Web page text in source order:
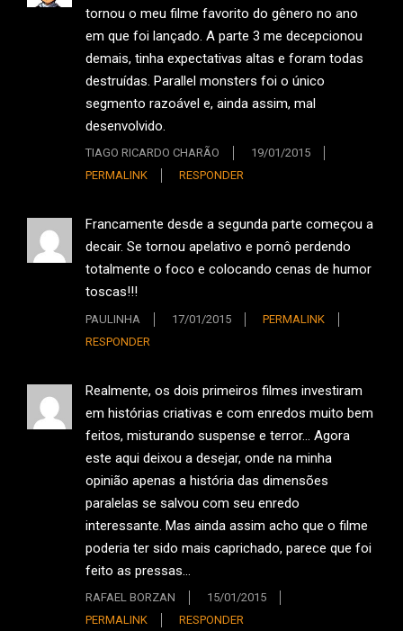
tornou o meu filme favorito do gênero no ano
em que foi lançado. A parte 3 me decepcionou
demais, tinha expectativas altas e foram todas
destruídas. Parallel monsters foi o único
segmento razoável e, ainda assim, mal
desenvolvido.
TIAGO RICARDO CHARÃO
19/01/2015
PERMALINK
RESPONDER
Francamente desde a segunda parte começou a
decair. Se tornou apelativo e pornô perdendo
totalmente o foco e colocando cenas de humor
toscas!!!
PAULINHA 17/01/2015
PERMALINK
RESPONDER
Realmente, os dois primeiros filmes investiram
em histórias criativas e com enredos muito bem
feitos, misturando suspense e terror… Agora
este aqui deixou a desejar, onde na minha
opinião apenas a história das dimensões
paralelas se salvou com seu enredo
interessante. Mas ainda assim acho que o filme
poderia ter sido mais caprichado, parece que foi
feito as pressas…
RAFAEL BORZAN
15/01/2015
PERMALINK
RESPONDER